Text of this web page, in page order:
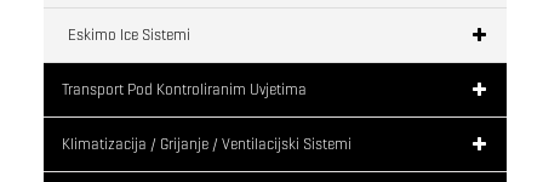
Eskimo Ice Sistemi
Transport Pod Kontroliranim Uvjetima
Klimatizacija / Grijanje / Ventilacijski Sistemi